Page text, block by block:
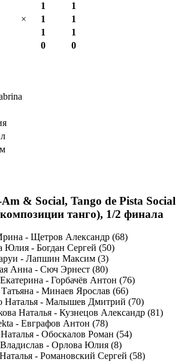
1
1
× 1
1
1
1
0 0
& Social, Tango de Pista Social
танго), 1/2 финала
- Щетров Александр (68)
Юлия - Богдан Сергей (50)
- Лапшин Максим (3)
Анна - Сюч Эрнест (80)
- Горбачёв Антон (76)
- Минаев Ярослав (66)
Наталья - Малышев Дмитрий (70)
Наталья - Кузнецов Александр (81)
- Евграфов Антон (78)
- Обоскалов Роман (54)
Владислав - Орлова Юлия (8)
- Романовский Сергей (58)